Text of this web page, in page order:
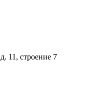
11, строение 7